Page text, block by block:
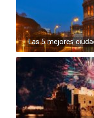
Las 5 mejores